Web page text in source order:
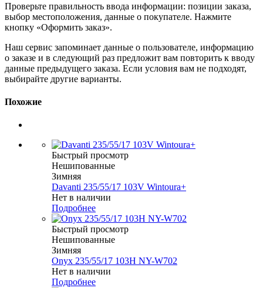
Проверьте правильность ввода информации: позиции заказа,
выбор местоположения, данные о покупателе. Нажмите
кнопку «Оформить заказ».
Наш сервис запоминает данные о пользователе, информацию
о заказе и в следующий раз предложит вам повторить к вводу
данные предыдущего заказа. Если условия вам не подходят,
выбирайте другие варианты.
Похожие
Быстрый просмотр
Нешипованные
Зимняя
Davanti 235/55/17 103V Wintoura+
Нет в наличии
Подробнее
Быстрый просмотр
Нешипованные
Зимняя
Onyx 235/55/17 103H NY-W702
Нет в наличии
Подробнее